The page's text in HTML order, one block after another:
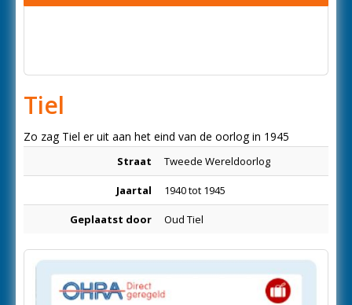
Tiel
Zo zag Tiel er uit aan het eind van de oorlog in 1945
Straat Tweede Wereldoorlog
Jaartal 1940 tot 1945
Geplaatst door Oud Tiel